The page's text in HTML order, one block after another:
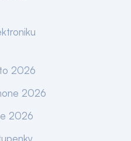
2026
2026
2026